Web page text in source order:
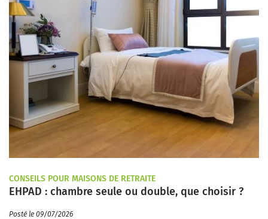
CONSEILS POUR MAISONS DE RETRAITE
EHPAD : chambre seule ou double, que choisir ?
Posté le 09/07/2026